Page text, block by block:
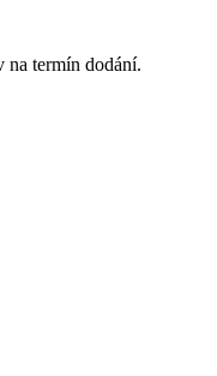
na termín dodání.